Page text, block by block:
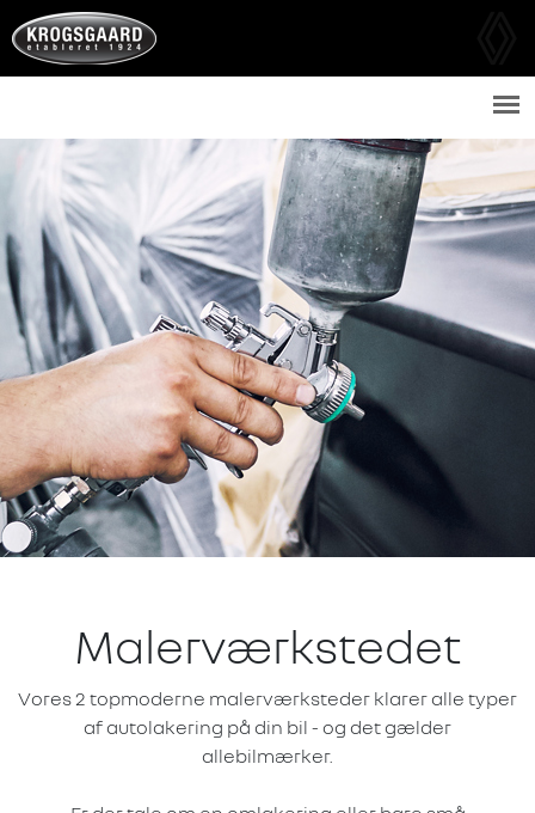
Malerværkstedet
Vores 2 topmoderne malerværksteder klarer alle typer
af autolakering på din bil - og det gælder
allebilmærker.